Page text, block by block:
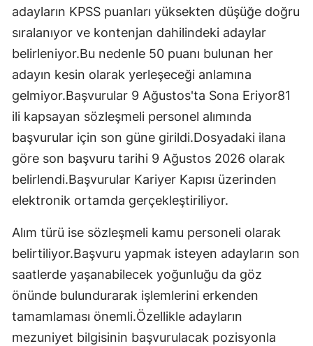
adayların KPSS puanları yüksekten düşüğe doğru
sıralanıyor ve kontenjan dahilindeki adaylar
belirleniyor.Bu nedenle 50 puanı bulunan her
adayın kesin olarak yerleşeceği anlamına
gelmiyor.Başvurular 9 Ağustos'ta Sona Eriyor81
ili kapsayan sözleşmeli personel alımında
başvurular için son güne girildi.Dosyadaki ilana
göre son başvuru tarihi 9 Ağustos 2026 olarak
belirlendi.Başvurular Kariyer Kapısı üzerinden
elektronik ortamda gerçekleştiriliyor.
Alım türü ise sözleşmeli kamu personeli olarak
belirtiliyor.Başvuru yapmak isteyen adayların son
saatlerde yaşanabilecek yoğunluğu da göz
önünde bulundurarak işlemlerini erkenden
tamamlaması önemli.Özellikle adayların
mezuniyet bilgisinin başvurulacak pozisyonla